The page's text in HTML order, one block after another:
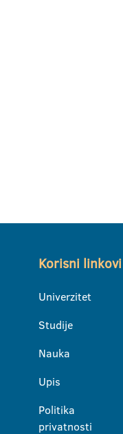
Korisni linkovi
Univerzitet
Studije
Nauka
Upis
Politika
privatnosti